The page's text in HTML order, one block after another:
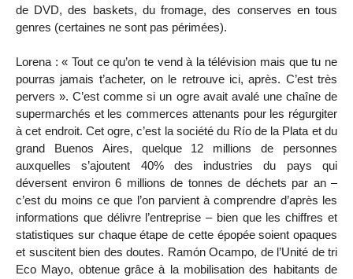
de DVD, des baskets, du fromage, des conserves en tous
genres (certaines ne sont pas périmées).
Lorena : « Tout ce qu’on te vend à la télévision mais que tu ne
pourras jamais t’acheter, on le retrouve ici, après. C’est très
pervers ». C’est comme si un ogre avait avalé une chaîne de
supermarchés et les commerces attenants pour les régurgiter
à cet endroit. Cet ogre, c’est la société du Río de la Plata et du
grand Buenos Aires, quelque 12 millions de personnes
auxquelles s’ajoutent 40% des industries du pays qui
déversent environ 6 millions de tonnes de déchets par an –
c’est du moins ce que l’on parvient à comprendre d’après les
informations que délivre l’entreprise – bien que les chiffres et
statistiques sur chaque étape de cette épopée soient opaques
et suscitent bien des doutes. Ramón Ocampo, de l’Unité de tri
Eco Mayo, obtenue grâce à la mobilisation des habitants de